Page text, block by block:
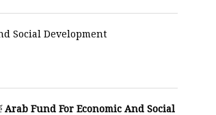
Social Development
Arab Fund For Economic And Social